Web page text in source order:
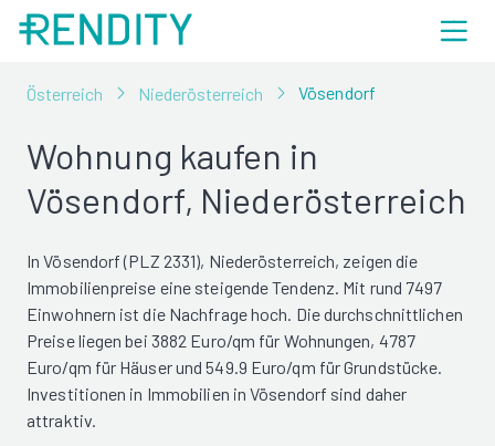
Österreich Niederösterreich Vösendorf
Wohnung kaufen in
Vösendorf, Niederösterreich
In Vösendorf (PLZ 2331), Niederösterreich, zeigen die
Immobilienpreise eine steigende Tendenz. Mit rund 7497
Einwohnern ist die Nachfrage hoch. Die durchschnittlichen
Preise liegen bei 3882 Euro/qm für Wohnungen, 4787
Euro/qm für Häuser und 549.9 Euro/qm für Grundstücke.
Investitionen in Immobilien in Vösendorf sind daher
attraktiv.